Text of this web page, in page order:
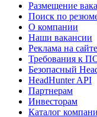
Размещение
Поиск по
О компании
Наши вакансии
Реклама на сайте
Требования к
Безопасный
HeadHunter API
Партнерам
Инвесторам
Каталог